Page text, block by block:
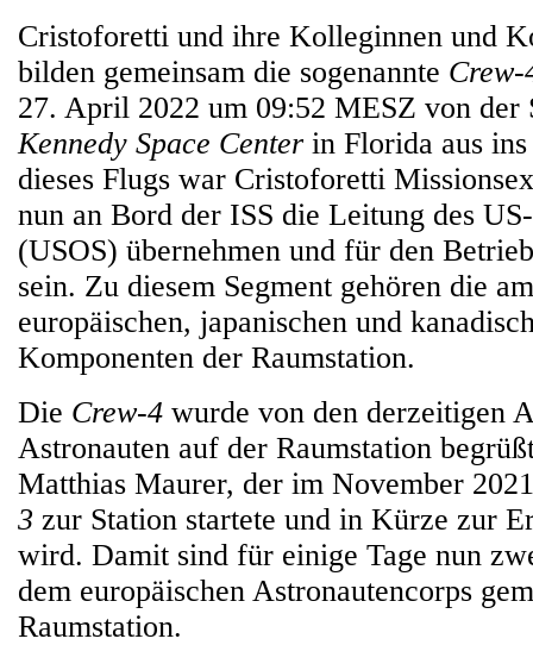
Cristoforetti und ihre Kolleginnen und
bilden gemeinsam die sogenannte Crew-
27. April 2022 um 09:52 MESZ von der
Kennedy Space Center in Florida aus
dieses Flugs war Cristoforetti
nun an Bord der ISS die Leitung des
(USOS) übernehmen und für den
sein. Zu diesem Segment gehören die
europäischen, japanischen und
Komponenten der Raumstation.
Die Crew-4 wurde von den derzeitigen
Astronauten auf der Raumstation
Matthias Maurer, der im November
3 zur Station startete und in Kürze zur
wird. Damit sind für einige Tage nun
dem europäischen Astronautencorps
Raumstation.